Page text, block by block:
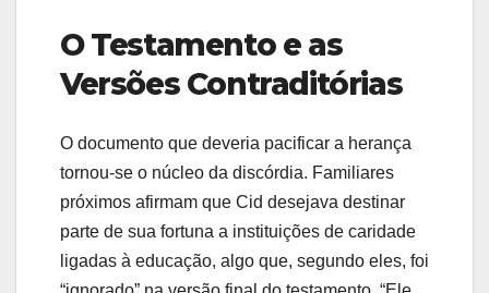
O Testamento e as
Versões Contraditórias
O documento que deveria pacificar a herança
tornou-se o núcleo da discórdia. Familiares
próximos afirmam que Cid desejava destinar
parte de sua fortuna a instituições de caridade
ligadas à educação, algo que, segundo eles, foi